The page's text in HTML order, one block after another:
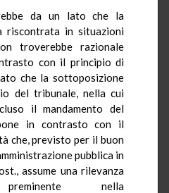
da un lato che la
riscontrata in situazioni
troverebbe razionale
con il principio di
che la sottoposizione
del tribunale, nella cui
il mandamento del
in contrasto con il
che, previsto per il buon
pubblica in
assume una rilevanza
preminente nella